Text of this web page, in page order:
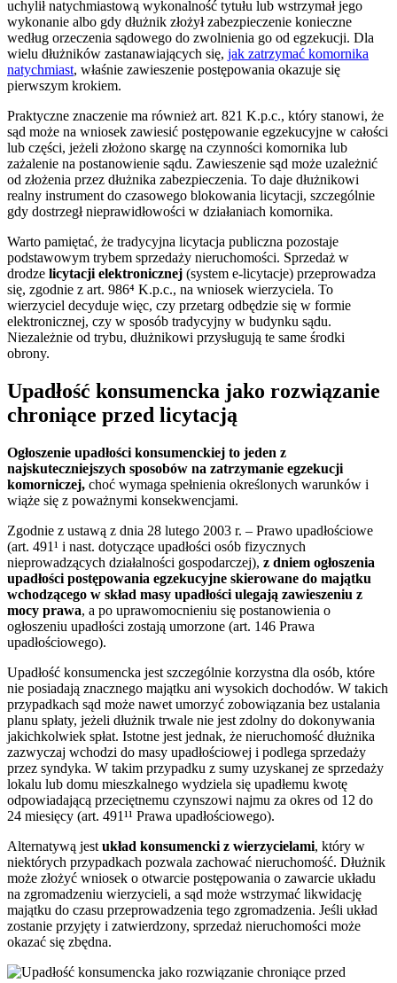
uchylił natychmiastową wykonalność tytułu lub wstrzymał jego
wykonanie albo gdy dłużnik złożył zabezpieczenie konieczne
według orzeczenia sądowego do zwolnienia go od egzekucji. Dla
wielu dłużników zastanawiających się, jak zatrzymać komornika
natychmiast, właśnie zawieszenie postępowania okazuje się
pierwszym krokiem.
Praktyczne znaczenie ma również art. 821 K.p.c., który stanowi, że
sąd może na wniosek zawiesić postępowanie egzekucyjne w całości
lub części, jeżeli złożono skargę na czynności komornika lub
zażalenie na postanowienie sądu. Zawieszenie sąd może uzależnić
od złożenia przez dłużnika zabezpieczenia. To daje dłużnikowi
realny instrument do czasowego blokowania licytacji, szczególnie
gdy dostrzegł nieprawidłowości w działaniach komornika.
Warto pamiętać, że tradycyjna licytacja publiczna pozostaje
podstawowym trybem sprzedaży nieruchomości. Sprzedaż w
drodze licytacji elektronicznej (system e-licytacje) przeprowadza
się, zgodnie z art. 986⁴ K.p.c., na wniosek wierzyciela. To
wierzyciel decyduje więc, czy przetarg odbędzie się w formie
elektronicznej, czy w sposób tradycyjny w budynku sądu.
Niezależnie od trybu, dłużnikowi przysługują te same środki
obrony.
Upadłość konsumencka jako rozwiązanie
chroniące przed licytacją
Ogłoszenie upadłości konsumenckiej to jeden z
najskuteczniejszych sposobów na zatrzymanie egzekucji
komorniczej, choć wymaga spełnienia określonych warunków i
wiąże się z poważnymi konsekwencjami.
Zgodnie z ustawą z dnia 28 lutego 2003 r. – Prawo upadłościowe
(art. 491¹ i nast. dotyczące upadłości osób fizycznych
nieprowadzących działalności gospodarczej), z dniem ogłoszenia
upadłości postępowania egzekucyjne skierowane do majątku
wchodzącego w skład masy upadłości ulegają zawieszeniu z
mocy prawa, a po uprawomocnieniu się postanowienia o
ogłoszeniu upadłości zostają umorzone (art. 146 Prawa
upadłościowego).
Upadłość konsumencka jest szczególnie korzystna dla osób, które
nie posiadają znacznego majątku ani wysokich dochodów. W takich
przypadkach sąd może nawet umorzyć zobowiązania bez ustalania
planu spłaty, jeżeli dłużnik trwale nie jest zdolny do dokonywania
jakichkolwiek spłat. Istotne jest jednak, że nieruchomość dłużnika
zazwyczaj wchodzi do masy upadłościowej i podlega sprzedaży
przez syndyka. W takim przypadku z sumy uzyskanej ze sprzedaży
lokalu lub domu mieszkalnego wydziela się upadłemu kwotę
odpowiadającą przeciętnemu czynszowi najmu za okres od 12 do
24 miesięcy (art. 491¹¹ Prawa upadłościowego).
Alternatywą jest układ konsumencki z wierzycielami, który w
niektórych przypadkach pozwala zachować nieruchomość. Dłużnik
może złożyć wniosek o otwarcie postępowania o zawarcie układu
na zgromadzeniu wierzycieli, a sąd może wstrzymać likwidację
majątku do czasu przeprowadzenia tego zgromadzenia. Jeśli układ
zostanie przyjęty i zatwierdzony, sprzedaż nieruchomości może
okazać się zbędna.